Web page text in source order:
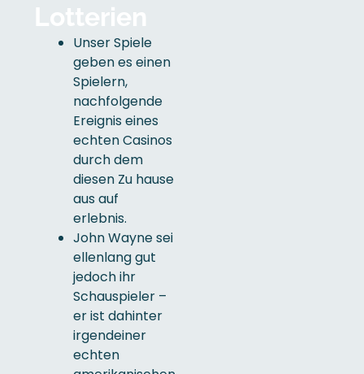
Lotterien
Unser Spiele
geben es einen
Spielern,
nachfolgende
Ereignis eines
echten Casinos
durch dem
diesen Zu hause
aus auf
erlebnis.
John Wayne sei
ellenlang gut
jedoch ihr
Schauspieler –
er ist dahinter
irgendeiner
echten